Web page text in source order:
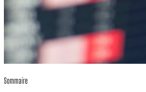
Sommaire